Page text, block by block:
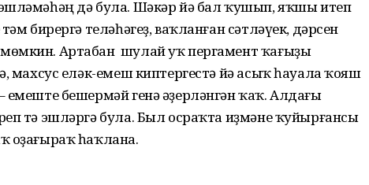
дә була. Шәкәр йә бал ҡушып, яҡшы итеп
бирергә теләһәгеҙ, ваҡланған сәтләүек, дәрсен
Артабан шулай уҡ пергамент ҡағыҙы
еләк-емеш киптергестә йә асыҡ һауала ҡояш
емеште бешермәй генә әҙерләнгән ҡаҡ. Алдағы
тә эшләргә була. Был осраҡта иҙмәне ҡуйырғансы
оҙағыраҡ һаҡлана.